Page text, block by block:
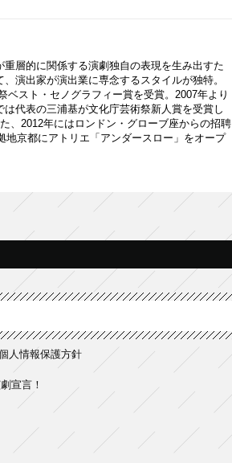
層的に関係する演劇独自の表現を生み出すた
演出家が演出業に専念するスタイルが独特。
スト・セノグラフィー賞を受賞。2007年より
代表の三浦基が文化庁芸術祭新人賞を受賞し
、2012年にはロンドン・グローブ座からの招聘
京都にアトリエ「アンダースロー」をオープ
人情報保護方針
宣言！